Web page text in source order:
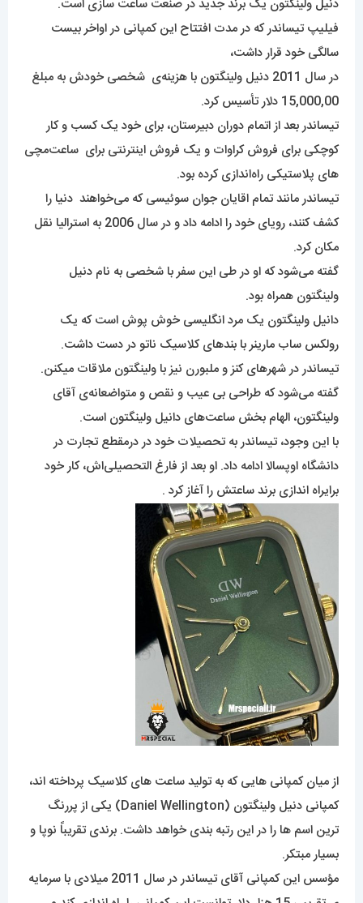
دنیل ولینگتون یک برند جدید در صنعت ساعت سازی است.
فیلیپ تیساندر که در مدت افتتاح این کمپانی در اواخر بیست
سالگی خود قرار داشت،
در سال 2011 دنیل ولینگتون با هزینه‌ی شخصی خودش به مبلغ
15,000,00 دلار تأسیس کرد.
تیساندر بعد از اتمام دوران دبیرستان، برای خود یک کسب و کار
کوچکی برای فروش کراوات و یک فروش اینترنتی برای ساعت‌مچی
های پلاستیکی راه‌اندازی کرده بود.
تیساندر مانند تمام اقایان جوان سوئیسی که می‌خواهند دنیا را
کشف کنند، رویای خود را ادامه داد و در سال 2006 به استرالیا نقل
مکان کرد.
گفته می‌شود که او در طی این سفر با شخصی به نام دنیل
ولینگتون همراه بود.
دانیل ولینگتون یک مرد انگلیسی خوش پوش است که یک
رولکس ساب مارینر با بندهای کلاسیک ناتو در دست داشت.
تیساندر در شهرهای کنز و ملبورن نیز با ولینگتون ملاقات میکنن.
گفته می‌شود که طراحی بی عیب و نقص و متواضعانه‌ی آقای
ولینگتون، الهام بخش ساعت‌های دانیل ولینگتون است.
با این وجود، تیساندر به تحصیلات خود در درمقطع تجارت در
دانشگاه اوپسالا ادامه داد. او بعد از فارغ التحصیلی‌اش، کار خود
برایراه اندازی برند ساعتش را آغاز کرد .
از میان کمپانی هایی که به تولید ساعت های کلاسیک پرداخته اند،
کمپانی دنیل ولینگتون (Daniel Wellington) یکی از پررنگ
ترین اسم ها را در این رتبه بندی خواهد داشت. برندی تقریباً نوپا و
بسیار مبتکر.
مؤسس این کمپانی آقای تیساندر در سال 2011 میلادی با سرمایه